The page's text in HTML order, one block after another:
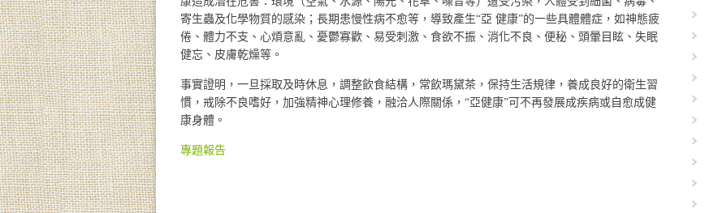
寄生蟲及化學物質的感染；長期患慢性病不愈等，導致產生“亞 健康”的一些具體體症，如神態疲
倦、體力不支、心煩意亂、憂鬱寡歡、易受刺激、食欲不振、消化不良、便秘、頭暈目眩、失眠
健忘、皮膚乾燥等。
事實證明，一旦採取及時休息，調整飲食結構，常飲瑪黛茶，保持生活規律，養成良好的衛生習
慣，戒除不良嗜好，加強精神心理修養，融洽人際關係，“亞健康”可不再發展成疾病或自愈成健
康身體。
專題報告